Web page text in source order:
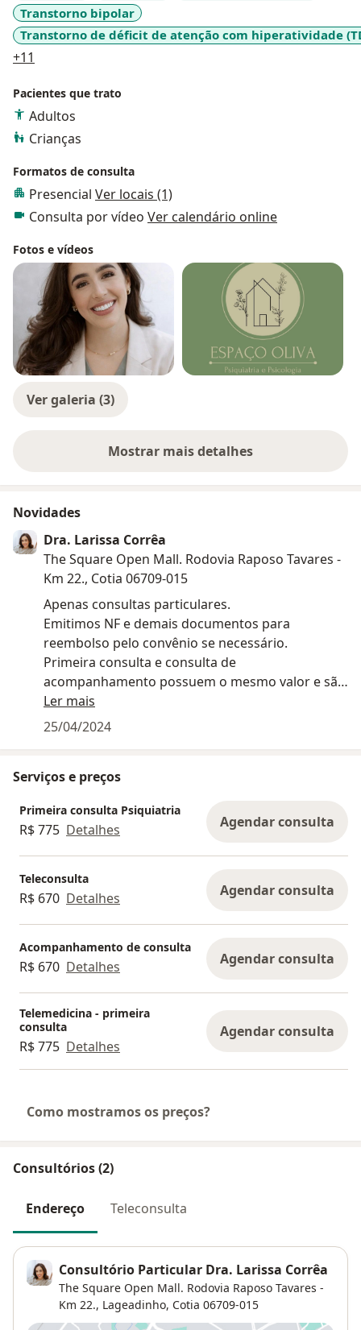
Transtorno bipolar
Transtorno de déficit de atenção com hiperatividade
+11
Pacientes que trato
Adultos
Crianças
Formatos de consulta
Presencial Ver locais (1)
Consulta por vídeo Ver calendário online
Fotos e vídeos
Ver galeria (3)
Mostrar mais detalhes
sobre a experiência
Novidades
Dra. Larissa Corrêa
The Square Open Mall. Rodovia Raposo Tavares -
Km 22., Cotia 06709-015
Apenas consultas particulares.
Emitimos NF e demais documentos para
reembolso pelo convênio se necessário.
Primeira consulta e consulta de
acompanhamento possuem o mesmo valor e são
cobradas normalmente, sem retorno gratuito.
Ler mais
25/04/2024
Serviços e preços
Primeira consulta Psiquiatria
R$ 775 Detalhes Agendar consulta
Teleconsulta
R$ 670 Detalhes Agendar consulta
Acompanhamento de consulta
R$ 670 Detalhes Agendar consulta
Telemedicina - primeira
consulta
R$ 775 Detalhes
Agendar consulta
Como mostramos os preços?
Consultórios (2)
Endereço Teleconsulta
Consultório Particular Dra. Larissa Corrêa
The Square Open Mall. Rodovia Raposo Tavares -
Km 22., Lageadinho, Cotia 06709-015